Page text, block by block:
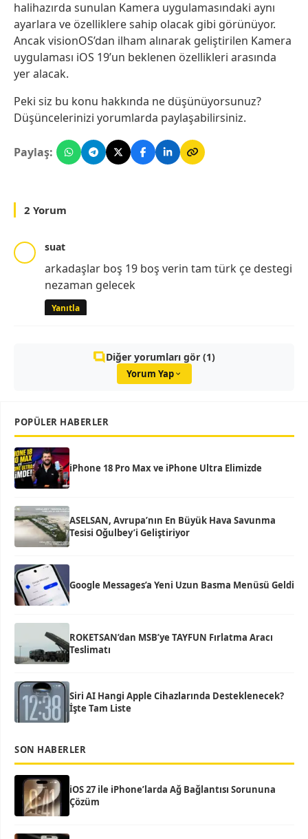
halihazırda sunulan Kamera uygulamasındaki aynı
ayarlara ve özelliklere sahip olacak gibi görünüyor.
Ancak visionOS’dan ilham alınarak geliştirilen Kamera
uygulaması iOS 19’un beklenen özellikleri arasında
yer alacak.
Peki siz bu konu hakkında ne düşünüyorsunuz?
Düşüncelerinizi yorumlarda paylaşabilirsiniz.
Paylaş:
2 Yorum
suat
arkadaşlar boş 19 boş verin tam türk çe destegi
nezaman gelecek
Yanıtla
Diğer yorumları gör (1)
Yorum Yap
POPÜLER HABERLER
iPhone 18 Pro Max ve iPhone Ultra Elimizde
ASELSAN, Avrupa’nın En Büyük Hava Savunma
Tesisi Oğulbey’i Geliştiriyor
Google Messages’a Yeni Uzun Basma Menüsü Geldi
ROKETSAN’dan MSB’ye TAYFUN Fırlatma Aracı
Teslimatı
Siri AI Hangi Apple Cihazlarında Desteklenecek?
İşte Tam Liste
SON HABERLER
iOS 27 ile iPhone’larda Ağ Bağlantısı Sorununa
Çözüm